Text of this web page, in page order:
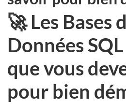
🚀 Les Bases
Données
que vous
pour bien